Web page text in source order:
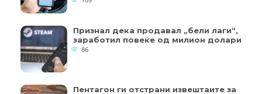
Признал дека продавал „бели лаги“,
заработил повеќе од милион долари
86
Пентагон ги отстрани извештаите за